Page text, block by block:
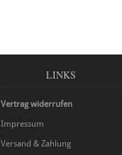
LINKS
Vertrag widerrufen
Impressum
Versand & Zahlung